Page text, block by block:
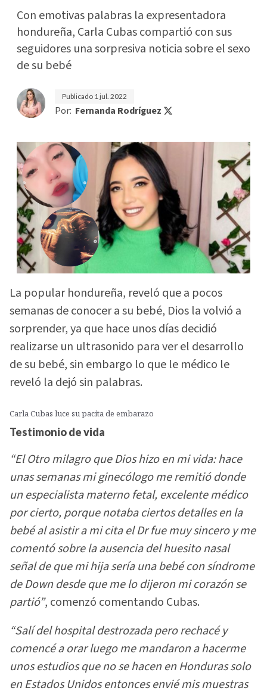
Con emotivas palabras la expresentadora
hondureña, Carla Cubas compartió con sus
seguidores una sorpresiva noticia sobre el sexo
de su bebé
Publicado 1 jul. 2022
Por: Fernanda Rodríguez
La popular hondureña, reveló que a pocos
semanas de conocer a su bebé, Dios la volvió a
sorprender, ya que hace unos días decidió
realizarse un ultrasonido para ver el desarrollo
de su bebé, sin embargo lo que le médico le
reveló la dejó sin palabras.
Carla Cubas luce su pacita de embarazo
Testimonio de vida
“El Otro milagro que Dios hizo en mi vida: hace
unas semanas mi ginecólogo me remitió donde
un especialista materno fetal, excelente médico
por cierto, porque notaba ciertos detalles en la
bebé al asistir a mi cita el Dr fue muy sincero y me
comentó sobre la ausencia del huesito nasal
señal de que mi hija sería una bebé con síndrome
de Down desde que me lo dijeron mi corazón se
partió”, comenzó comentando Cubas.
“Salí del hospital destrozada pero rechacé y
comencé a orar luego me mandaron a hacerme
unos estudios que no se hacen en Honduras solo
en Estados Unidos entonces envié mis muestras